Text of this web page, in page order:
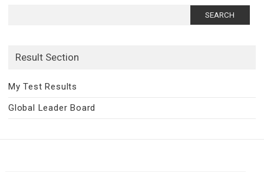
Result Section
My Test Results
Global Leader Board